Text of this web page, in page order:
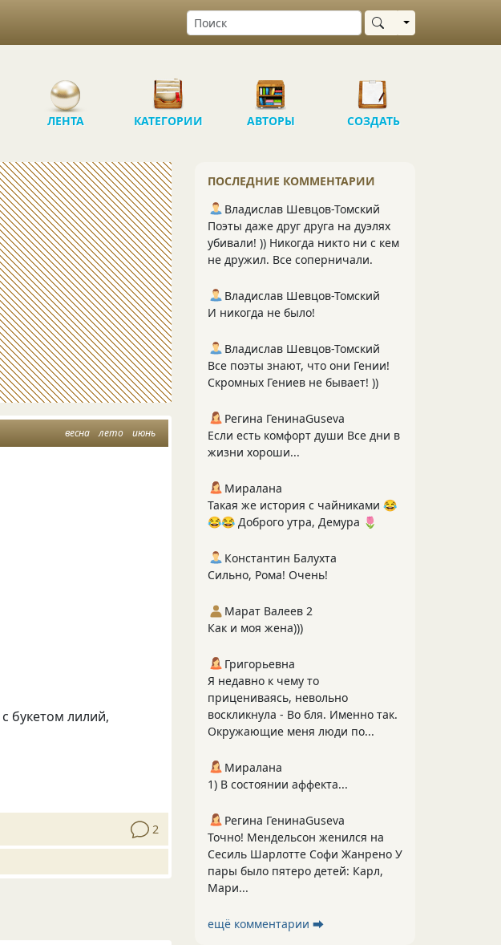
Выбрать область
ЛЕНТА КАТЕГОРИИ АВТОРЫ СОЗДАТЬ
весна лето июнь
букетом лилий,
2
ПОСЛЕДНИЕ КОММЕНТАРИИ
Владислав Шевцов-Томский
Поэты даже друг друга на дуэлях
убивали! )) Никогда никто ни с кем
не дружил. Все соперничали.
Владислав Шевцов-Томский
И никогда не было!
Владислав Шевцов-Томский
Все поэты знают, что они Гении!
Скромных Гениев не бывает! ))
Регина ГенинаGuseva
Если есть комфорт души Все дни в
жизни хороши...
Миралана
Такая же история с чайниками 😂
😂😂 Доброго утра, Демура 🌷
Константин Балухта
Сильно, Рома! Очень!
Марат Валеев 2
Как и моя жена)))
Григорьевна
Я недавно к чему то
прицениваясь, невольно
воскликнула - Во бля. Именно так.
Окружающие меня люди по...
Миралана
1) В состоянии аффекта...
Регина ГенинаGuseva
Точно! Мендельсон женился на
Сесиль Шарлотте Софи Жанрено У
пары было пятеро детей: Карл,
Мари...
ещё комментарии ⮕